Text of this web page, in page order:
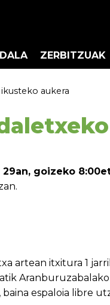
ZERBITZUAK
aukera
29an, goizeko
artean itxitura 1
Aranburuzabalako
espaloia libre